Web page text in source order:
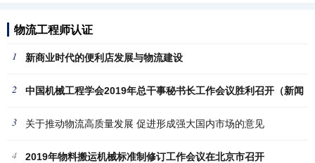
物流工程师认证
1 新商业时代的便利店发展与物流建设
2 中国机械工程学会2019年总干事秘书长工作会议胜利召开（新闻
稿
3 关于推动物流高质量发展 促进形成强大国内市场的意见
4 2019年物料搬运机械标准制修订工作会议在北京市召开